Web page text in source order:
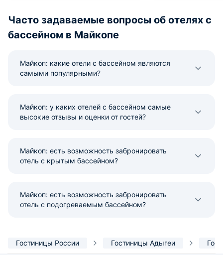
Часто задаваемые вопросы об отелях с
бассейном в Майкопе
Майкоп: какие отели с бассейном являются
самыми популярными?
Майкоп: у каких отелей с бассейном самые
высокие отзывы и оценки от гостей?
Майкоп: есть возможность забронировать
отель с крытым бассейном?
Майкоп: есть возможность забронировать
отель с подогреваемым бассейном?
Гостиницы России Гостиницы Адыгеи